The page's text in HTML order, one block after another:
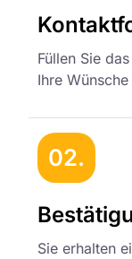
Füllen Sie das
Ihre
02.
Sie erhalten